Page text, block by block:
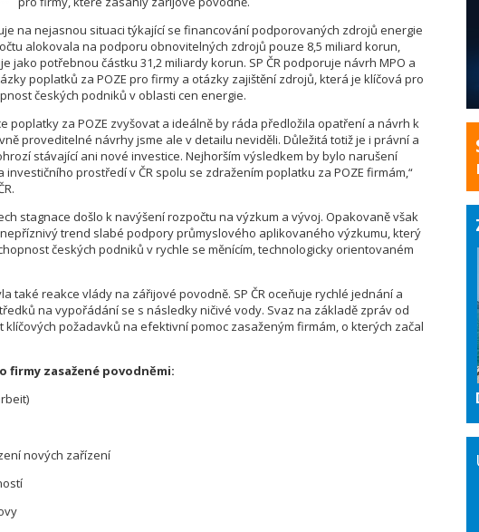
na nejasnou situaci týkající se financování podporovaných zdrojů energie
alokovala na podporu obnovitelných zdrojů pouze 8,5 miliard korun,
jako potřebnou částku 31,2 miliardy korun. SP ČR podporuje návrh MPO a
poplatků za POZE pro firmy a otázky zajištění zdrojů, která je klíčová pro
českých podniků v oblasti cen energie.
poplatky za POZE zvyšovat a ideálně by ráda předložila opatření a návrh k
proveditelné návrhy jsme ale v detailu neviděli. Důležitá totiž je i právní a
stávající ani nové investice. Nejhorším výsledkem by bylo narušení
prostředí v ČR spolu se zdražením poplatku za POZE firmám,“
stagnace došlo k navýšení rozpočtu na výzkum a vývoj. Opakovaně však
trend slabé podpory průmyslového aplikovaného výzkumu, který
českých podniků v rychle se měnícím, technologicky orientovaném
také reakce vlády na zářijové povodně. SP ČR oceňuje rychlé jednání a
na vypořádání se s následky ničivé vody. Svaz na základě zpráv od
požadavků na efektivní pomoc zasaženým firmám, o kterých začal
firmy zasažené povodněmi:
nových zařízení